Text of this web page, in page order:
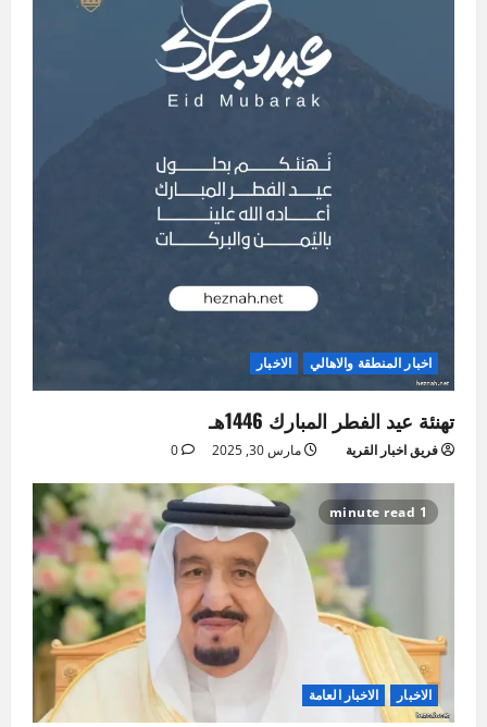
اخبار المنطقة والاهالي الاخبار
تهنئة عيد الفطر المبارك 1446هـ
فريق اخبار القرية مارس 30, 2025 0
1 minute read
الاخبار الاخبار العامة